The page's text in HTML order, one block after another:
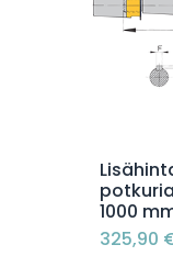
1000
325,90